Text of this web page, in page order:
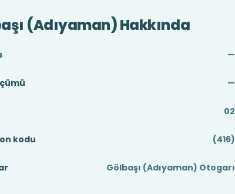
(Adıyaman) Hakkında
—
—
02
kodu (416)
Gölbaşı (Adıyaman) Otogarı